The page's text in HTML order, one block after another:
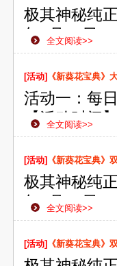
极其神秘纯
年7月23日
款网页游戏
侠之路更加
全文阅读>>
[活动] 《新葵花宝典》
活动一：每
【活动时间
【活动范围
【活动内容
即可获赠珍
【活动奖励
全文阅读>>
[活动] 《新葵花宝典》
极其神秘纯
年7月19日
款网页游戏
侠之路更加
全文阅读>>
[活动] 《新葵花宝典》